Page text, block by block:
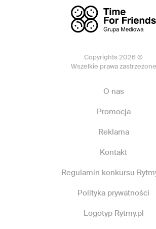
Copyrights 2026 ©
Wszelkie prawa zastrzeżone
O nas
Promocja
Reklama
Kontakt
Regulamin konkursu
Polityka prywatności
Logotyp Rytmy.pl